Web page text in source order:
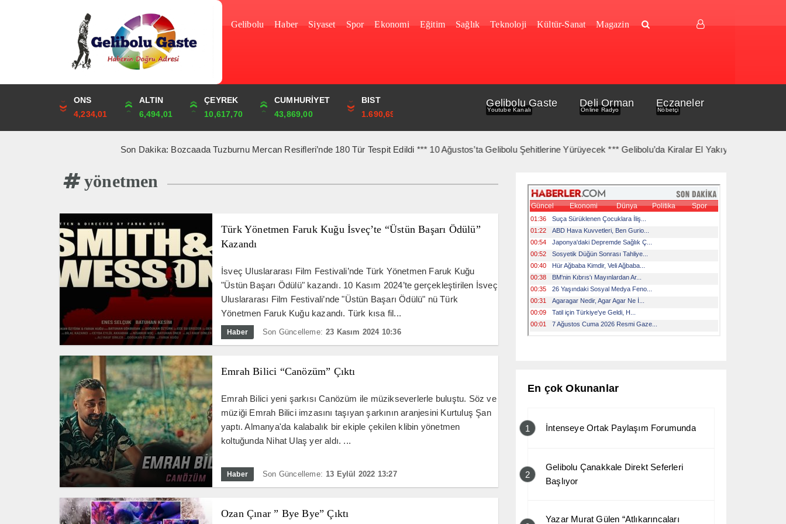
Gelibolu Haber Siyaset Spor Ekonomi Eğitim Sağlık Teknoloji Kültür-Sanat Magazin
DOLAR
47,6938
EURO
54,9117
STERLİN
64,1760
YEN
0,0000
FRANK
58,6640
ONS
4,234,01
ALTIN
6,494,01
ÇEYREK
10,617,70
CUMHURİYET
43,869,00
BIST
1.690,69
Gelibolu Gaste
Youtube Kanalı
Deli Orman
Online Radyo
Eczaneler
Nöbetçi
Son Dakika: Bozcaada Tuzburnu Mercan Resifleri’nde 180 Tür Tespit Edildi *** 10 Ağustos’ta Gelibolu Şehitlerine Yürüyecek *** Gelibolu’da Kiralar El Yakıyor *** Gelibolu
yönetmen
Türk Yönetmen Faruk Kuğu İsveç’te “Üstün Başarı Ödülü”
Kazandı
İsveç Uluslararası Film Festivali’nde Türk Yönetmen Faruk Kuğu
"Üstün Başarı Ödülü" kazandı. 10 Kasım 2024’te gerçekleştirilen İsveç
Uluslararası Film Festivali’nde "Üstün Başarı Ödülü" nü Türk
Yönetmen Faruk Kuğu kazandı. Türk kısa fil...
Haber Son Güncelleme: 23 Kasım 2024 10:36
Emrah Bilici “Canözüm” Çıktı
Emrah Bilici yeni şarkısı Canözüm ile müzikseverlerle buluştu. Söz ve
müziği Emrah Bilici imzasını taşıyan şarkının aranjesini Kurtuluş Şan
yaptı. Almanya'da kalabalık bir ekiple çekilen klibin yönetmen
koltuğunda Nihat Ulaş yer aldı. ...
Haber Son Güncelleme: 13 Eylül 2022 13:27
Ozan Çınar ” Bye Bye” Çıktı
En çok Okunanlar
1 İntenseye Ortak Paylaşım Forumunda
2
Gelibolu Çanakkale Direkt Seferleri
Başlıyor
Yazar Murat Gülen “Atlıkarıncaları